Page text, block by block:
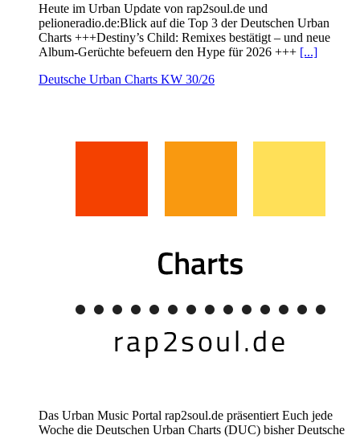
Heute im Urban Update von rap2soul.de und
pelioneradio.de:Blick auf die Top 3 der Deutschen Urban
Charts +++Destiny’s Child: Remixes bestätigt – und neue
Album-Gerüchte befeuern den Hype für 2026 +++ [...]
Deutsche Urban Charts KW 30/26
Das Urban Music Portal rap2soul.de präsentiert Euch jede
Woche die Deutschen Urban Charts (DUC) bisher Deutsche